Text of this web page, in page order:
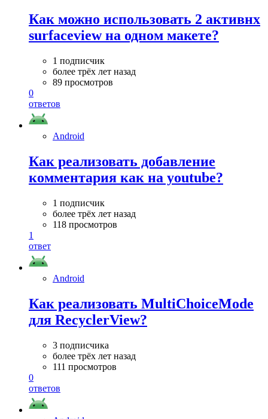
Как можно использовать 2 активнх
surfaceview на одном макете?
1 подписчик
более трёх лет назад
89 просмотров
0
ответов
Android
Как реализовать добавление
комментария как на youtube?
1 подписчик
более трёх лет назад
118 просмотров
1
ответ
Android
Как реализовать MultiChoiceMode
для RecyclerView?
3 подписчика
более трёх лет назад
111 просмотров
0
ответов